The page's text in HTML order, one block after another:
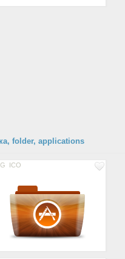
folder, applications
ICO